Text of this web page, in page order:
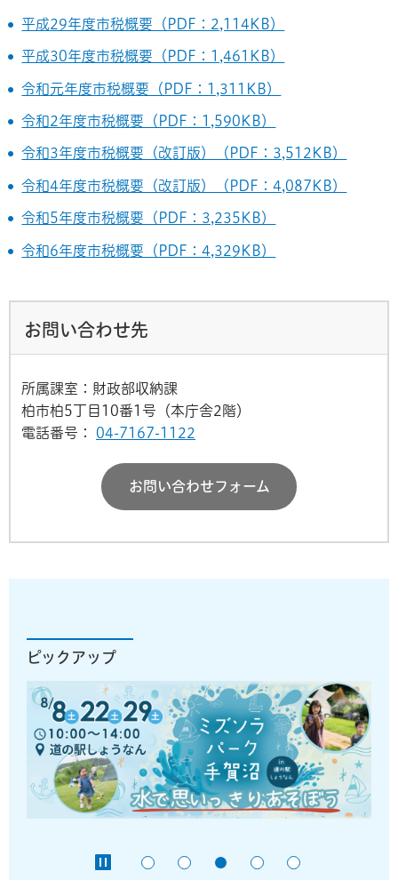
平成29年度市税概要（PDF：2,114KB）
平成30年度市税概要（PDF：1,461KB）
令和元年度市税概要（PDF：1,311KB）
令和2年度市税概要（PDF：1,590KB）
令和3年度市税概要（改訂版）（PDF：3,512KB）
令和4年度市税概要（改訂版）（PDF：4,087KB）
令和5年度市税概要（PDF：3,235KB）
令和6年度市税概要（PDF：4,329KB）
お問い合わせ先
所属課室：財政部収納課
柏市柏5丁目10番1号（本庁舎2階）
電話番号：
04-7167-1122
お問い合わせフォーム
ピックアップ